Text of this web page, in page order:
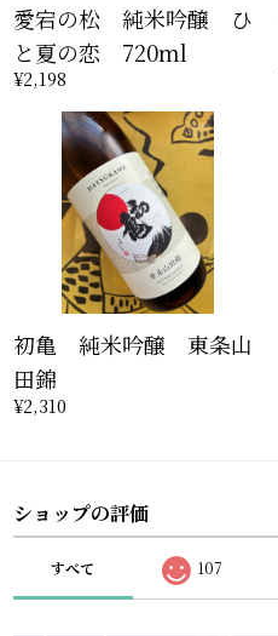
愛宕の松 純米吟醸 ひ
と夏の恋 720ml
¥2,198
初亀 純米吟醸 東条山
田錦
¥2,310
ショップの評価
すべて 107